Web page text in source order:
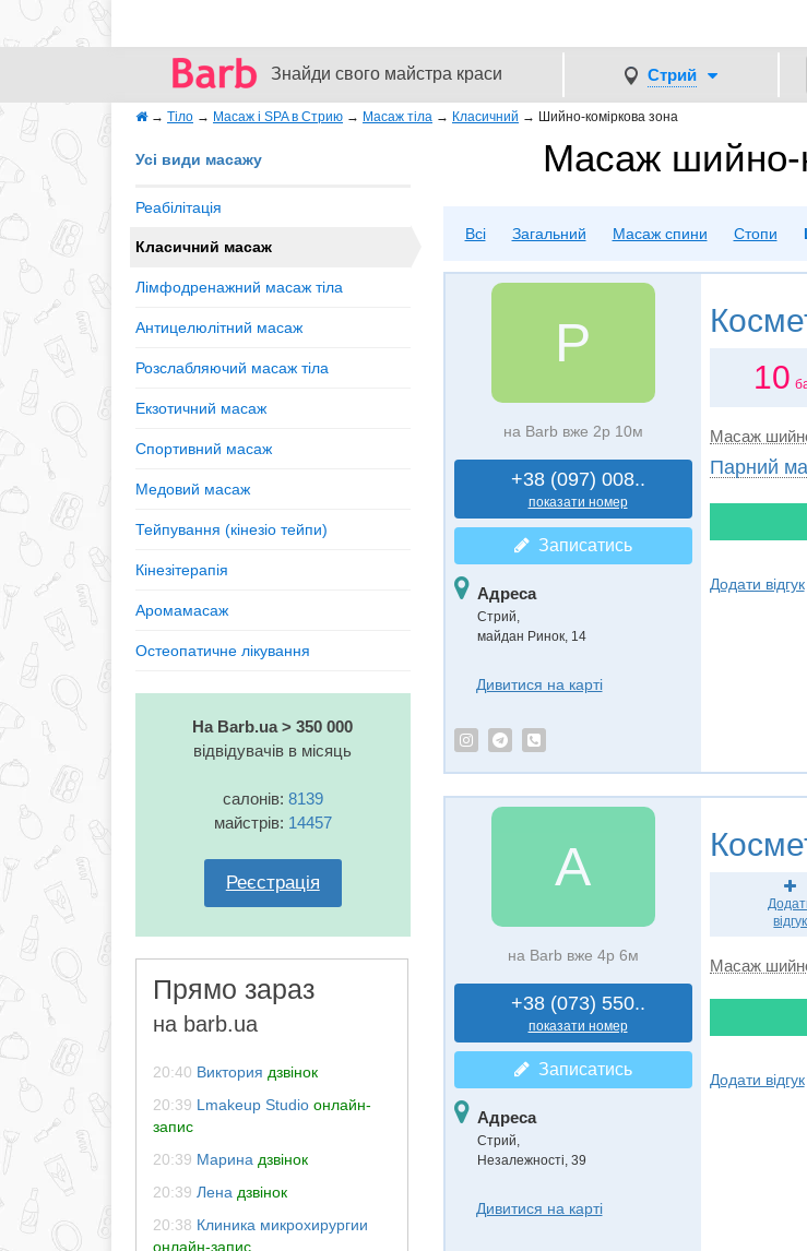
Знайди свого майстра краси Стрий
→ Тіло → Масаж і SPA в Стрию → Масаж тіла → Класичний → Шийно-коміркова зона
Масаж шийно-
Всі Загальний Масаж спини Стопи
Усі види масажу
Реабілітація
Класичний масаж
Лімфодренажний масаж тіла
Антицелюлітний масаж
Розслабляючий масаж тіла
Екзотичний масаж
Спортивний масаж
Медовий масаж
Тейпування (кінезiо тейпи)
Кінезітерапія
Аромамасаж
Остеопатичне лікування
На Barb.ua > 350 000
відвідувачів в місяць
салонів: 8139
майстрів: 14457
Реєстрація
Прямо зараз
на barb.ua
20:40 Виктория дзвінок
20:39 Lmakeup Studio онлайн-
запис
20:39 Марина дзвінок
20:39 Лена дзвінок
20:38 Клиника микрохирургии
онлайн-запис
P
на Barb вже 2р 10м
+38 (097) 008..
показати номер
Записатись
Адреса
Стрий,
майдан Ринок, 14
Дивитися на карті
10
Масаж
Парний
Додати відгук
A
на Barb вже 4р 6м
+38 (073) 550..
показати номер
Записатись
Адреса
Стрий,
Незалежності, 39
Дивитися на карті
відгук
Масаж
Додати відгук